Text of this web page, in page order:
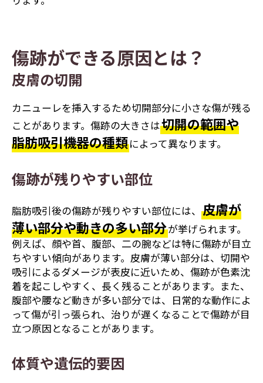
傷跡ができる原因とは？
皮膚の切開
カニューレを挿入するため切開部分に小さな傷が残る
ことがあります。傷跡の大きさは切開の範囲や
脂肪吸引機器の種類によって異なります。
傷跡が残りやすい部位
脂肪吸引後の傷跡が残りやすい部位には、 皮膚が
薄い部分や動きの多い部分が挙げられます。
例えば、顔や首、腹部、二の腕などは特に傷跡が目立
ちやすい傾向があります。皮膚が薄い部分は、切開や
吸引によるダメージが表皮に近いため、傷跡が色素沈
着を起こしやすく、長く残ることがあります。また、
腹部や腰など動きが多い部分では、日常的な動作によ
って傷が引っ張られ、治りが遅くなることで傷跡が目
立つ原因となることがあります。
体質や遺伝的要因